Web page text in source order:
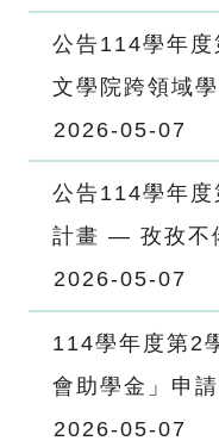
公告114學年
文學院跨領域
2026-05-07
公告114學年
計畫 — 孜孜不
2026-05-07
114學年度第2
會助學金」申
2026-05-07